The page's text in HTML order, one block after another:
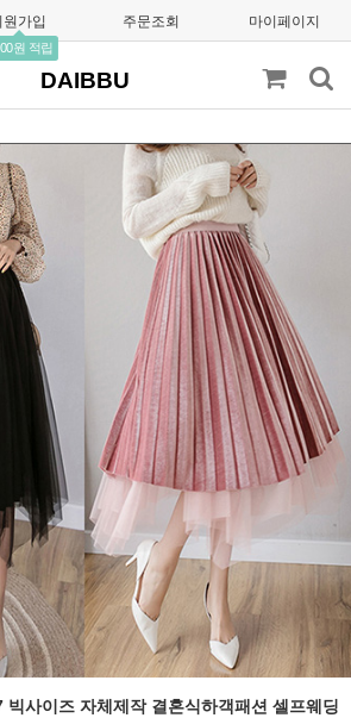
원가입
원 적립
주문조회 마이페이지
DAIBBU
빅사이즈 자체제작 결혼식하객패션 셀프웨딩